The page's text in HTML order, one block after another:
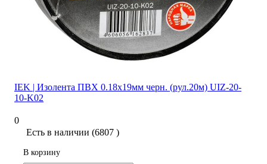
IEK | Изолента ПВХ 0.18х19мм черн. (рул.20м) UIZ-20-
10-K02
0
Есть в наличии (6807 )
В корзину